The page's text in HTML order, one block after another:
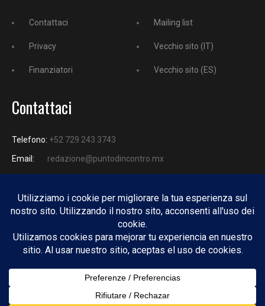
Contattaci
Privacy
Finanziatori
Mailing list
Vecchio sito (IT)
Vecchio sito (ES)
Contattaci
Telefono: +52 729 243 3743
Email:
redazione@puntodincontro.mx
PUNTODINCONTRO
Copyright © 2025 Puntodincontro